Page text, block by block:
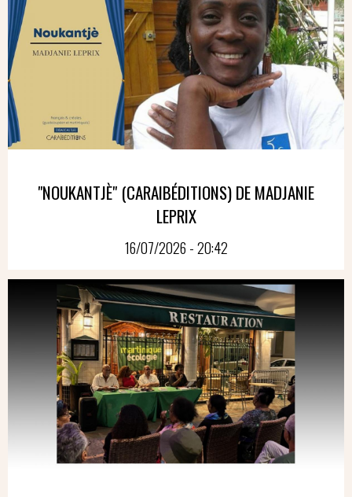
"NOUKANTJÈ" (CARAIBÉDITIONS) DE MADJANIE
LEPRIX
16/07/2026 - 20:42